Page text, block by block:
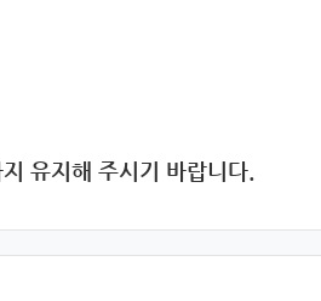
유지해 주시기 바랍니다.